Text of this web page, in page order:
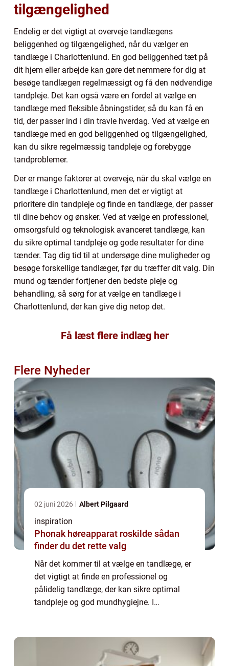
tilgængelighed
Endelig er det vigtigt at overveje tandlægens
beliggenhed og tilgængelighed, når du vælger en
tandlæge i Charlottenlund. En god beliggenhed tæt på
dit hjem eller arbejde kan gøre det nemmere for dig at
besøge tandlægen regelmæssigt og få den nødvendige
tandpleje. Det kan også være en fordel at vælge en
tandlæge med fleksible åbningstider, så du kan få en
tid, der passer ind i din travle hverdag. Ved at vælge en
tandlæge med en god beliggenhed og tilgængelighed,
kan du sikre regelmæssig tandpleje og forebygge
tandproblemer.
Der er mange faktorer at overveje, når du skal vælge en
tandlæge i Charlottenlund, men det er vigtigt at
prioritere din tandpleje og finde en tandlæge, der passer
til dine behov og ønsker. Ved at vælge en professionel,
omsorgsfuld og teknologisk avanceret tandlæge, kan
du sikre optimal tandpleje og gode resultater for dine
tænder. Tag dig tid til at undersøge dine muligheder og
besøge forskellige tandlæger, før du træffer dit valg. Din
mund og tænder fortjener den bedste pleje og
behandling, så sørg for at vælge en tandlæge i
Charlottenlund, der kan give dig netop det.
Få læst flere indlæg her
Flere Nyheder
02 juni 2026 Albert Pilgaard
inspiration
Phonak høreapparat roskilde sådan
finder du det rette valg
Når det kommer til at vælge en tandlæge, er
det vigtigt at finde en professionel og
pålidelig tandlæge, der kan sikre optimal
tandpleje og god mundhygiejne. I